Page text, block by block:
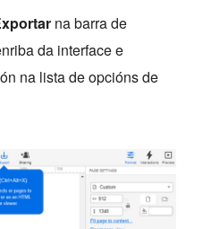
na barra de
da interface e
na lista de opcións de